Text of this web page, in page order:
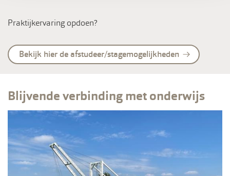
Praktijkervaring opdoen?
Bekijk hier de afstudeer/stagemogelijkheden
Blijvende verbinding met onderwijs